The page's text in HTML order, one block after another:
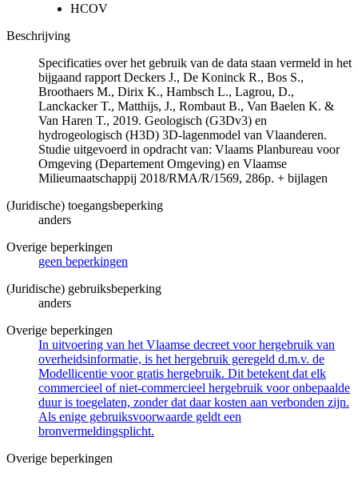
HCOV
Beschrijving
Specificaties over het gebruik van de data staan vermeld in het
bijgaand rapport Deckers J., De Koninck R., Bos S.,
Broothaers M., Dirix K., Hambsch L., Lagrou, D.,
Lanckacker T., Matthijs, J., Rombaut B., Van Baelen K. &
Van Haren T., 2019. Geologisch (G3Dv3) en
hydrogeologisch (H3D) 3D-lagenmodel van Vlaanderen.
Studie uitgevoerd in opdracht van: Vlaams Planbureau voor
Omgeving (Departement Omgeving) en Vlaamse
Milieumaatschappij 2018/RMA/R/1569, 286p. + bijlagen
(Juridische) toegangsbeperking
anders
Overige beperkingen
geen beperkingen
(Juridische) gebruiksbeperking
anders
Overige beperkingen
In uitvoering van het Vlaamse decreet voor hergebruik van
overheidsinformatie, is het hergebruik geregeld d.m.v. de
Modellicentie voor gratis hergebruik. Dit betekent dat elk
commercieel of niet-commercieel hergebruik voor onbepaalde
duur is toegelaten, zonder dat daar kosten aan verbonden zijn.
Als enige gebruiksvoorwaarde geldt een
bronvermeldingsplicht.
Overige beperkingen